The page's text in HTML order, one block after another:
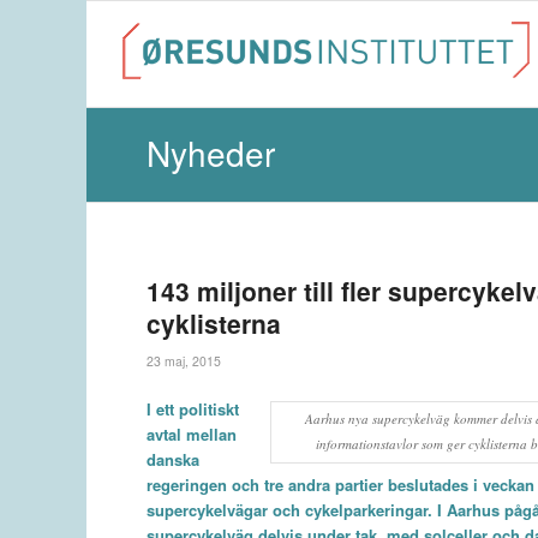
Nyheder
143 miljoner till fler
cyklisterna
23 maj, 2015
Aarhus nya supercykelväg kommer
informationstavlor som ger cyklisterna
I ett politiskt
avtal mellan
danska
regeringen och tre andra partier beslutades i
supercykelvägar och cykelparkeringar. I Aarhus